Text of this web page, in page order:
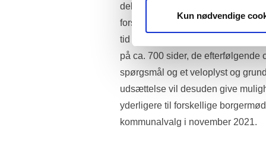
Kun nødvendige
debattere og drøfte Lynetteholm i
forsamlingsrestriktioner på grund
tid og rum til at debattere den
på ca. 700 sider, de
spørgsmål og et veloplyst og
udsættelse vil desuden give
yderligere til forskellige
kommunalvalg i november 2021.